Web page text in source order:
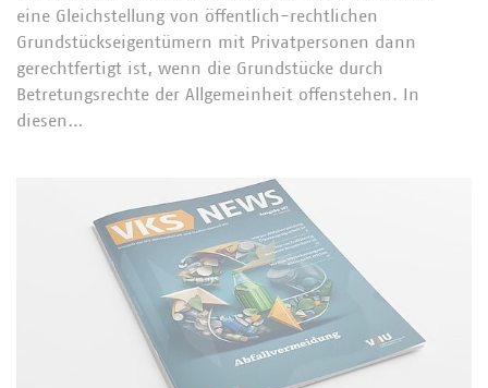
eine Gleichstellung von öffentlich-rechtlichen
Grundstückseigentümern mit Privatpersonen dann
gerechtfertigt ist, wenn die Grundstücke durch
Betretungsrechte der Allgemeinheit offenstehen. In
diesen…